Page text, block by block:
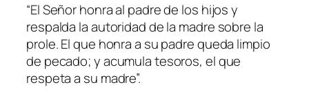
“El Señor honra al padre de los hijos y
respalda la autoridad de la madre sobre la
prole. El que honra a su padre queda limpio
de pecado; y acumula tesoros, el que
respeta a su madre”.